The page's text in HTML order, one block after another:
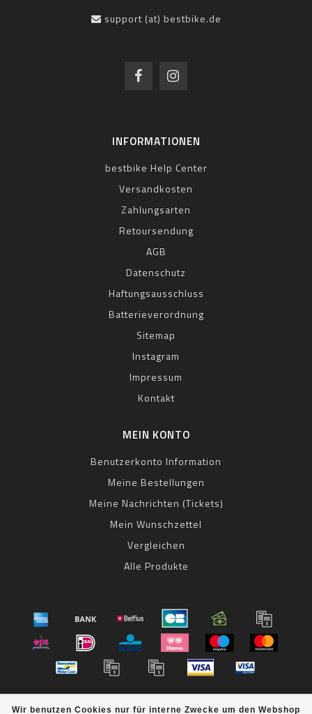
Wir benutzen Cookies nur für interne Zwecke um den Webshop
support (at) bestbike.de
INFORMATIONEN
bestbike Help Center
Versandkosten
Zahlungsarten
Retoursendung
AGB
Datenschutz
Haftungsausschluss
Batterieverordnung
Sitemap
Instagram
Impressum
Kontakt
MEIN KONTO
Benutzerkonto Information
Meine Bestellungen
Meine Nachrichten (Tickets)
Mein Wunschzettel
Vergleichen
Alle Produkte
© Copyright 2026 bestbike RADSPORT Andreas Kommer -